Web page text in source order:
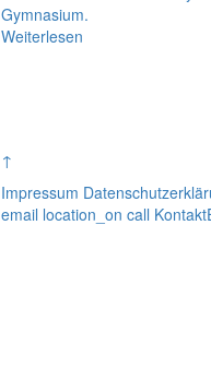
Weiterlesen
↑
Impressum
email location_on call Kontakt